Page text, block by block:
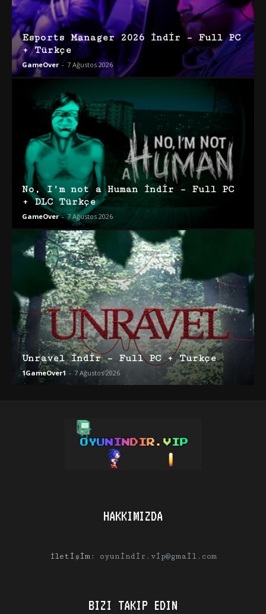
Esports Manager 2026 İndir – Full PC
+ Türkçe
GameOver - 7 Ağustos 2026
No, I’m not a Human İndir – Full PC
+ DLC Türkçe
GameOver - 7 Ağustos 2026
Unravel İndir – Full PC + Türkçe
1GameOver1 - 7 Ağustos 2026
HAKKIMIZDA
İletişim: oyunindir.vip@gmail.com
BIZI TAKIP EDIN